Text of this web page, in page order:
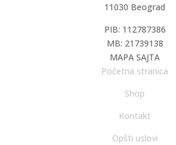
11030 Beograd
PIB: 112787386
MB: 21739138
MAPA SAJTA
Početna stranica
Shop
Kontakt
Opšti uslovi